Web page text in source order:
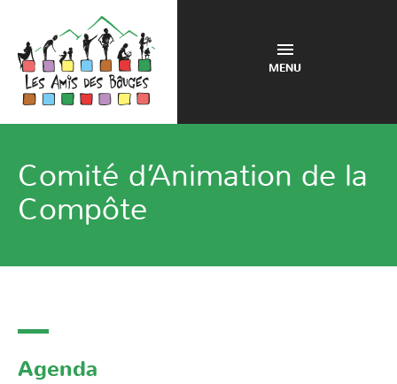
MENU
Comité d’Animation de la
Compôte
Agenda